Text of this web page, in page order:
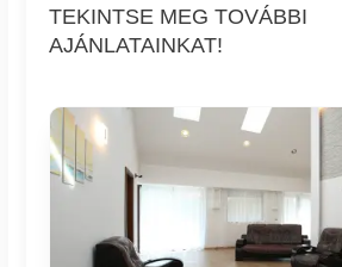
TEKINTSE MEG TOVÁBBI
AJÁNLATAINKAT!